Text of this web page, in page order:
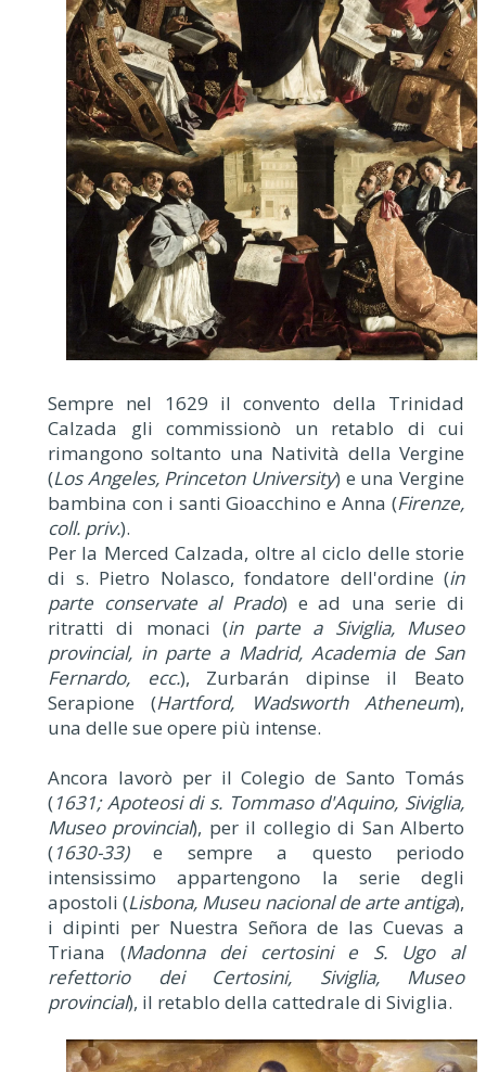
Sempre nel 1629 il convento della Trinidad
Calzada gli commissionò un retablo di cui
rimangono soltanto una Natività della Vergine
(Los Angeles, Princeton University) e una Vergine
bambina con i santi Gioacchino e Anna (Firenze,
coll. priv.).
Per la Merced Calzada, oltre al ciclo delle storie
di s. Pietro Nolasco, fondatore dell'ordine (in
parte conservate al Prado) e ad una serie di
ritratti di monaci (in parte a Siviglia, Museo
provincial, in parte a Madrid, Academia de San
Fernardo, ecc.), Zurbarán dipinse il Beato
Serapione (Hartford, Wadsworth Atheneum),
una delle sue opere più intense.
Ancora lavorò per il Colegio de Santo Tomás
(1631; Apoteosi di s. Tommaso d'Aquino, Siviglia,
Museo provincial), per il collegio di San Alberto
(1630-33)e sempre a questo periodo
intensissimo appartengono la serie degli
apostoli (Lisbona, Museu nacional de arte antiga),
i dipinti per Nuestra Señora de las Cuevas a
Triana (Madonna dei certosini e S. Ugo al
refettorio dei Certosini, Siviglia, Museo
provincial), il retablo della cattedrale di Siviglia.